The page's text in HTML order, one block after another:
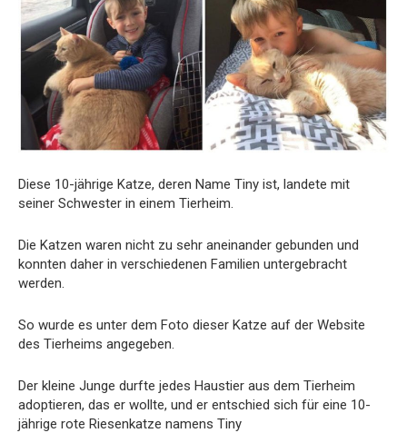
Diese 10-jährige Katze, deren Name Tiny ist, landete mit
seiner Schwester in einem Tierheim.
Die Katzen waren nicht zu sehr aneinander gebunden und
konnten daher in verschiedenen Familien untergebracht
werden.
So wurde es unter dem Foto dieser Katze auf der Website
des Tierheims angegeben.
Der kleine Junge durfte jedes Haustier aus dem Tierheim
adoptieren, das er wollte, und er entschied sich für eine 10-
jährige rote Riesenkatze namens Tiny